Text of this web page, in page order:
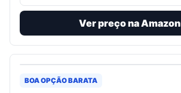
Ver preço na Amazon
BOA OPÇÃO BARATA